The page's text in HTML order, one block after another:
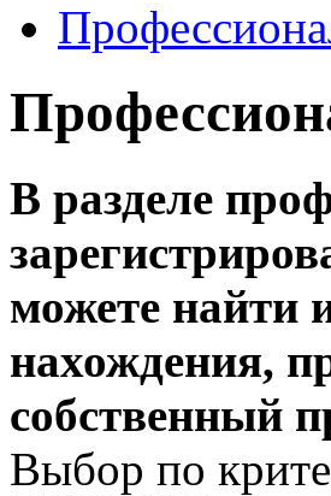
В разделе
можете найти
нахождения,
собственный
Выбор по